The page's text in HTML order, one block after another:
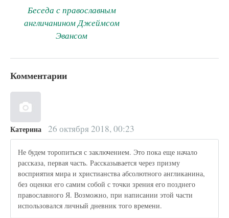
Беседа с православным
англичанином Джеймсом
Эвансом
Комментарии
Катерина 26 октября 2018, 00:23
Не будем торопиться с заключением. Это пока еще начало
рассказа, первая часть. Рассказывается через призму
восприятия мира и христианства абсолютного англиканина,
без оценки его самим собой с точки зрения его позднего
православного Я. Возможно, при написании этой части
использовался личный дневник того времени.